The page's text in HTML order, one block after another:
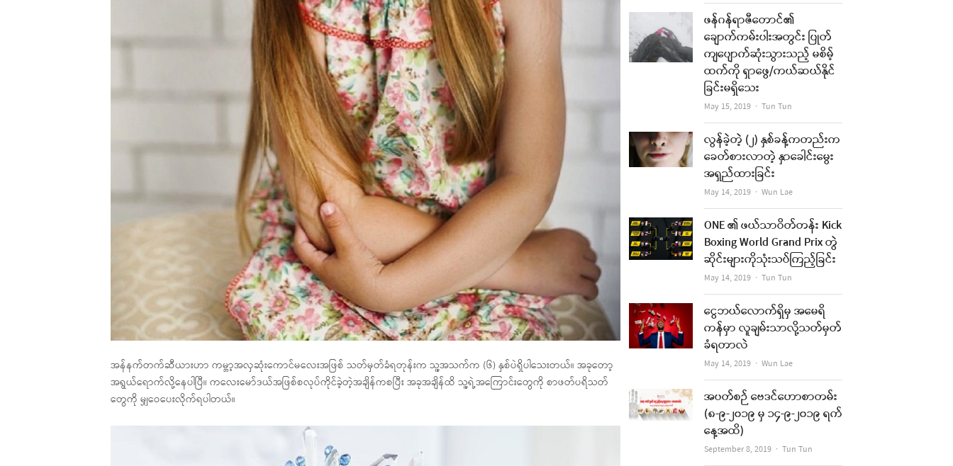
အန်နက်တက်ဆီယားဟာ ကမ္ဘာ့အလှဆုံးကောင်မလေးအဖြစ် သတ်မှတ်ခံရတုန်းက သူ့အသက်က (၆) နှစ်ပဲရှိပါသေးတယ်။ အခုတော့
အရွယ်ရောက်လို့နေပါပြီ။ ကလေးမော်ဒယ်အဖြစ်စလုပ်ကိုင်ခဲ့တဲ့အချိန်ကစပြီး အခုအချိန်ထိ သူ့ရဲ့အကြောင်းတွေကို စာဖတ်ပရိသတ်
တွေကို မျှဝေပေးလိုက်ရပါတယ်။
ဖန်ဂန်ရာဇီတောင်၏
ချောက်ကမ်းပါးအတွင်း ပြုတ်
ကျပျောက်ဆုံးသွားသည့် မစိမ့်
ထက်ကို ရှာဖွေ/ကယ်ဆယ်နိုင်
ခြင်းမရှိသေး
May 15, 2019 Author
Tun Tun
လွန်ခဲ့တဲ့ (၂) နှစ်ခန့်ကတည်းက
ခေတ်စားလာတဲ့ နှာခေါင်းမွေး
အရှည်ထားခြင်း
May 14, 2019 Author
Wun Lae
ONE ၏ ဖယ်သာဝိတ်တန်း Kick
Boxing World Grand Prix တွဲ
ဆိုင်းများကိုသုံးသပ်ကြည့်ခြင်း
May 14, 2019 Author
Tun Tun
ငွေဘယ်လောက်ရှိမှ အမေရိ
ကန်မှာ လူချမ်းသာလို့သတ်မှတ်
ခံရတာလဲ
May 14, 2019 Author
Wun Lae
အပတ်စဉ် ဗေဒင်ဟောစာတမ်း
(၈-၉-၂၀၁၉ မှ ၁၄-၉-၂၀၁၉ ရက်
နေ့အထိ)
September 8, 2019 Author
Tun Tun